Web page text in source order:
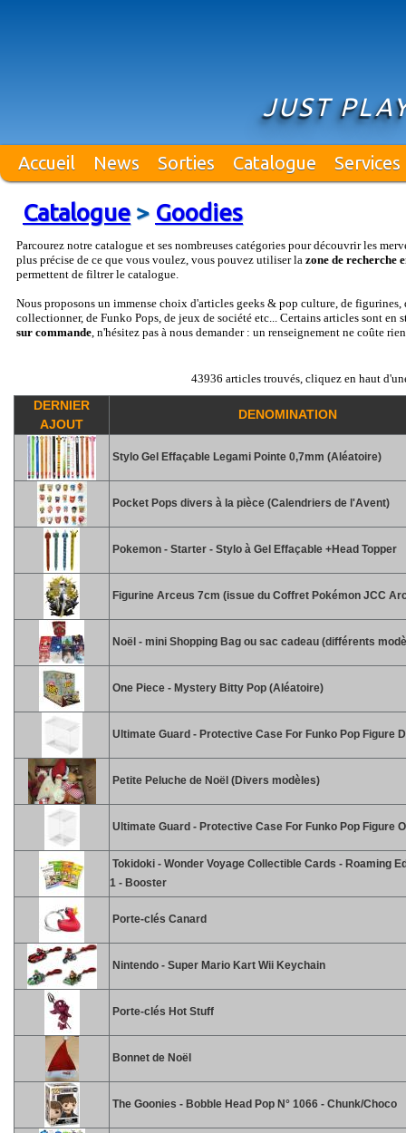
JUST
Accueil News Sorties Catalogue Services
Catalogue> Goodies
Parcourez notre catalogue et ses nombreuses catégories pour découvrir les
plus précise de ce que vous voulez, vous pouvez utiliser la zone de recherche
permettent de filtrer le catalogue.
Nous proposons un immense choix d'articles geeks & pop culture, de figurines,
collectionner, de Funko Pops, de jeux de société etc... Certains articles sont en
sur commande, n'hésitez pas à nous demander : un renseignement ne coûte
43936 articles trouvés, cliquez en haut
DERNIER
AJOUT
DENOMINATION
Stylo Gel Effaçable Legami Pointe 0,7mm (Aléatoire)
Pocket Pops divers à la pièce (Calendriers de l'Avent)
Pokemon - Starter - Stylo à Gel Effaçable +Head Topper
Figurine Arceus 7cm (issue du Coffret Pokémon JCC
Noël - mini Shopping Bag ou sac cadeau (différents
One Piece - Mystery Bitty Pop (Aléatoire)
Ultimate Guard - Protective Case For Funko Pop Figure
Petite Peluche de Noël (Divers modèles)
Ultimate Guard - Protective Case For Funko Pop Figure
Tokidoki - Wonder Voyage Collectible Cards - Roaming
1 - Booster
Porte-clés Canard
Nintendo - Super Mario Kart Wii Keychain
Porte-clés Hot Stuff
Bonnet de Noël
The Goonies - Bobble Head Pop N° 1066 - Chunk/Choco